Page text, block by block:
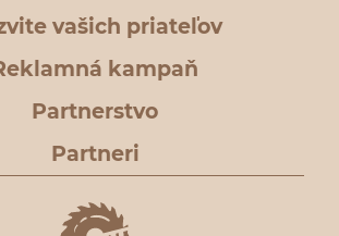
vašich priateľov
kampaň
Partnerstvo
Partneri